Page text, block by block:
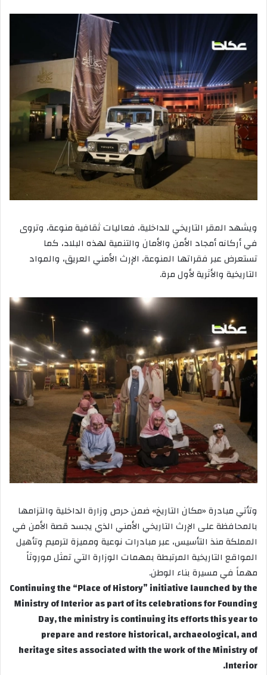
ويشهد المقر التاريخي للداخلية، فعاليات ثقافية منوعة، وتروى
في أركانه أمجاد الأمن والأمان والتنمية لهذه البلاد، كما
تستعرض عبر فقراتها المنوعة، الإرث الأمني العريق، والمواد
التاريخية والأثرية لأول مرة.
وتأتي مبادرة «مكان التاريخ» ضمن حرص وزارة الداخلية والتزامها
بالمحافظة على الإرث التاريخي الأمني الذي يجسد قصة الأمن في
المملكة منذ التأسيس، عبر مبادرات نوعية ومميزة لترميم وتأهيل
المواقع التاريخية المرتبطة بمهمات الوزارة التي تمثل موروثاً
مهماً في مسيرة بناء الوطن.
Continuing the “Place of History” initiative launched by the
Ministry of Interior as part of its celebrations for Founding
Day, the ministry is continuing its efforts this year to
prepare and restore historical, archaeological, and
heritage sites associated with the work of the Ministry of
Interior.